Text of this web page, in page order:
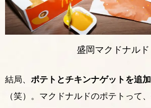
盛岡マクドナルド
結局、 ポテトとチキンナゲットを追
（笑）。マクドナルドのポテトって